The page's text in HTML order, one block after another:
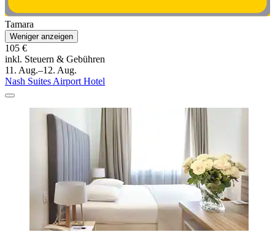
Tamara
Weniger anzeigen
105 €
inkl. Steuern & Gebühren
11. Aug.–12. Aug.
Nash Suites Airport Hotel